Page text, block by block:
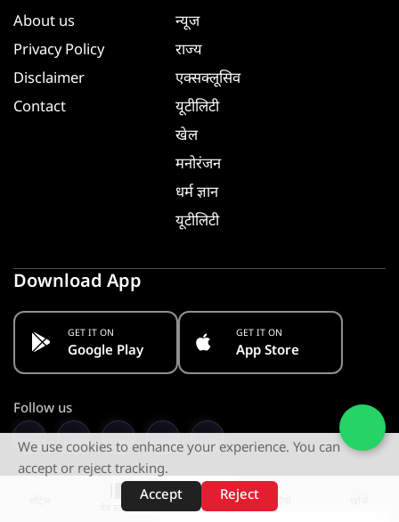
वेब स्टोरीज़
About us
Privacy Policy
Disclaimer
Contact
न्यूज
राज्य
एक्सक्लूसिव
यूटीलिटी
खेल
मनोरंजन
धर्म ज्ञान
यूटीलिटी
Download App
GET IT ON
Google Play
GET IT ON
App Store
Follow us
Stay Informed. Get Notified
We use cookies to enhance your experience. You can
accept or reject tracking.
Accept
Reject